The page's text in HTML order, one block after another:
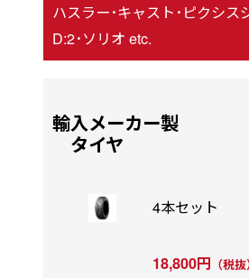
ハスラー･キャスト･ピクシス
D:2･ソリオ etc.
輸入メーカー製
タイヤ
4本セット
18,800円 （税抜